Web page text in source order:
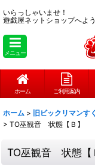
いらっしゃいませ！
遊戯屋ネットショップへよ
メニュー
ホーム ご利用案内
ホーム > 旧ビックリマンす
> TO巫観音 状態【Ｂ】
TO巫観音 状態【